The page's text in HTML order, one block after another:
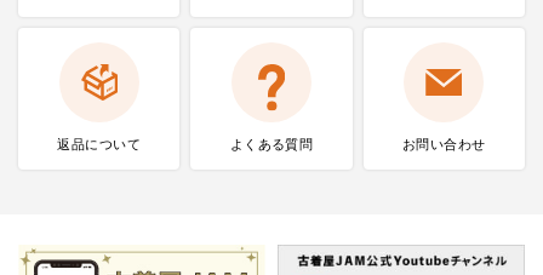
返品について よくある質問 お問い合わせ